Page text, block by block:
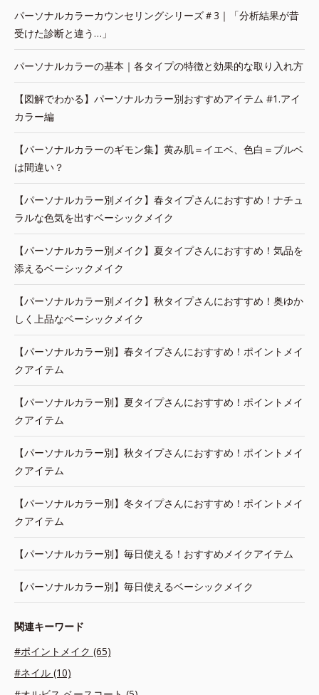
パーソナルカラーカウンセリングシリーズ＃3｜「分析結果が昔
受けた診断と違う…」
パーソナルカラーの基本｜各タイプの特徴と効果的な取り入れ方
【図解でわかる】パーソナルカラー別おすすめアイテム #1.アイ
カラー編
【パーソナルカラーのギモン集】黄み肌＝イエベ、色白＝ブルベ
は間違い？
【パーソナルカラー別メイク】春タイプさんにおすすめ！ナチュ
ラルな色気を出すベーシックメイク
【パーソナルカラー別メイク】夏タイプさんにおすすめ！気品を
添えるベーシックメイク
【パーソナルカラー別メイク】秋タイプさんにおすすめ！奥ゆか
しく上品なベーシックメイク
【パーソナルカラー別】春タイプさんにおすすめ！ポイントメイ
クアイテム
【パーソナルカラー別】夏タイプさんにおすすめ！ポイントメイ
クアイテム
【パーソナルカラー別】秋タイプさんにおすすめ！ポイントメイ
クアイテム
【パーソナルカラー別】冬タイプさんにおすすめ！ポイントメイ
クアイテム
【パーソナルカラー別】毎日使える！おすすめメイクアイテム
【パーソナルカラー別】毎日使えるベーシックメイク
関連キーワード
#ポイントメイク (65)
#ネイル (10)